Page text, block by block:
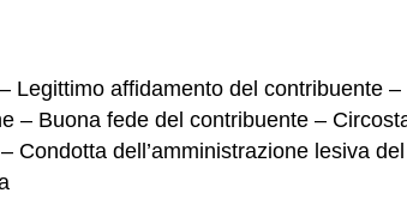
Legittimo affidamento del contribuente
– Buona fede del contribuente –
Condotta dell’amministrazione lesiva